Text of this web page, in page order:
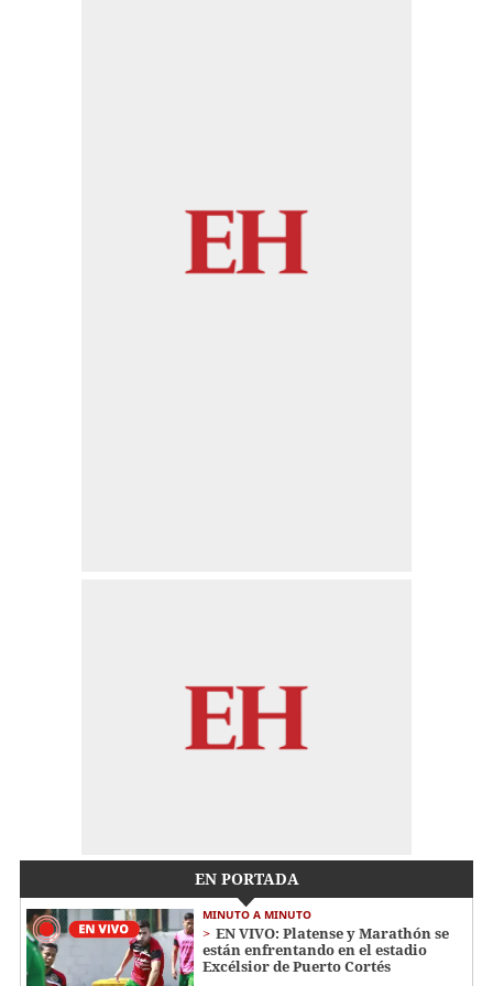
EN PORTADA
MINUTO A MINUTO
EN VIVO: Platense y Marathón se
están enfrentando en el estadio
Excélsior de Puerto Cortés